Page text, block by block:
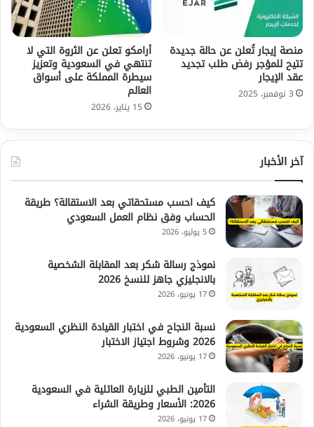
منصة إيجار تُعلن عن حالة جديدة
تتيح للمؤجر رفض طلب تجديد
عقد الإيجار
3 نوفمبر، 2025
أرامكو تعلن عن الثروة التي لا
تنتهي في السعودية وتعزيز
سيطرة المملكة على أسواق
العالم
15 يناير، 2026
آخر الأخبار
كيف احسب مستحقاتي بعد الاستقالة؟ طريقة
الحساب وفق نظام العمل السعودي
5 يوليو، 2026
نموذج رسالة شكر بعد المقابلة الشخصية
بالانجليزي جاهز للنسخ 2026
17 يونيو، 2026
نسبة النجاح في اختبار القيادة النظري السعودية
2026 وشروط اجتياز الاختبار
17 يونيو، 2026
التأمين الطبي للزيارة العائلية في السعودية
2026: الأسعار وطريقة الشراء
17 يونيو، 2026